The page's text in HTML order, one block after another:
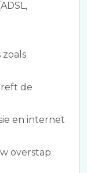
de
en internet
overstap